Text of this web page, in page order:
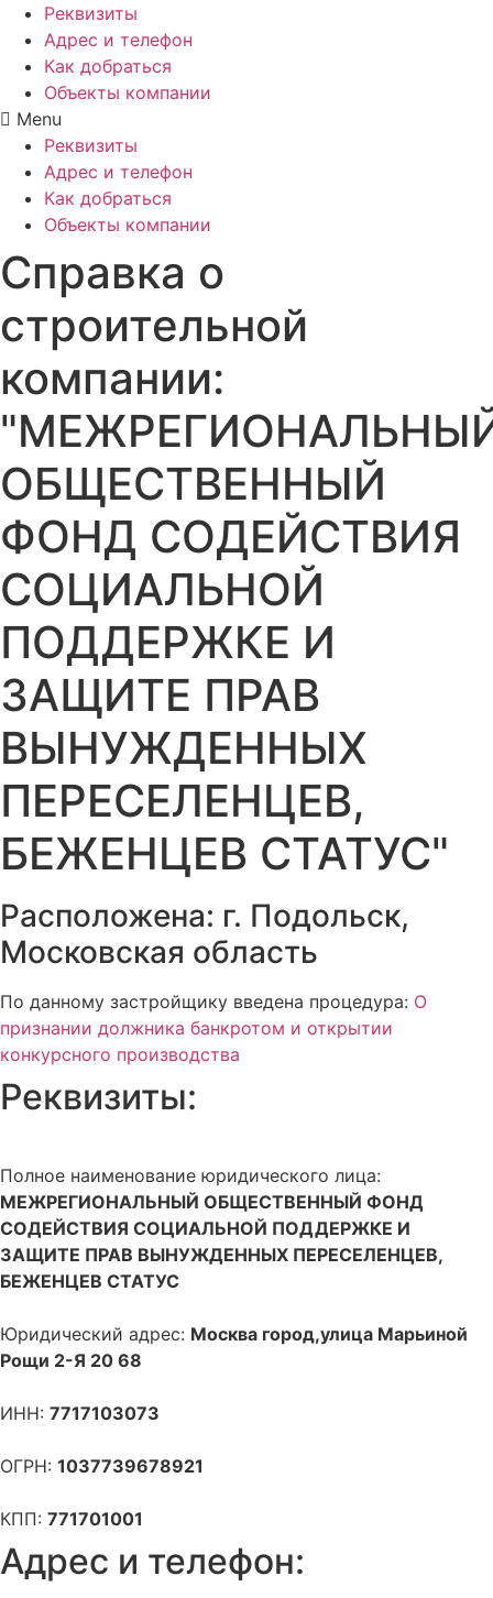
Реквизиты
Адрес и телефон
Как добраться
Объекты компании
Menu
Реквизиты
Адрес и телефон
Как добраться
Объекты компании
Справка о
строительной
компании:
ОБЩЕСТВЕННЫЙ
ФОНД СОДЕЙСТВИЯ
СОЦИАЛЬНОЙ
ПОДДЕРЖКЕ И
ЗАЩИТЕ ПРАВ
ВЫНУЖДЕННЫХ
ПЕРЕСЕЛЕНЦЕВ,
БЕЖЕНЦЕВ СТАТУС"
Расположена: г. Подольск,
Московская область
По данному застройщику введена процедура: О
признании должника банкротом и открытии
конкурсного производства
Реквизиты:
Полное наименование юридического лица:
МЕЖРЕГИОНАЛЬНЫЙ ОБЩЕСТВЕННЫЙ ФОНД
СОДЕЙСТВИЯ СОЦИАЛЬНОЙ ПОДДЕРЖКЕ И
ЗАЩИТЕ ПРАВ ВЫНУЖДЕННЫХ ПЕРЕСЕЛЕНЦЕВ,
БЕЖЕНЦЕВ СТАТУС
Юридический адрес: Москва город,улица Марьиной
Рощи 2-Я 20 68
ИНН: 7717103073
ОГРН: 1037739678921
КПП: 771701001
Адрес и телефон: